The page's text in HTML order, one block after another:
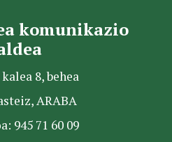
komunikazio
8, behea
ARABA
945 71 60 09